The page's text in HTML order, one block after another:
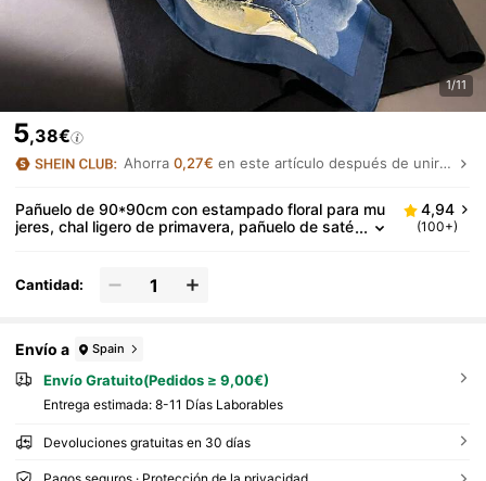
1/11
5,38€
Ahorra 0,27€ en este artículo después de unirte.
Pañuelo de 90*90cm con estampado floral para mu
jeres, chal ligero de primavera, pañuelo de saté
4,94
(100+)
Cantidad:
Envío a Spain
Envío Gratuito(Pedidos ≥ 9,00€)
Entrega estimada: 8-11 Días Laborables
Devoluciones gratuitas en 30 días